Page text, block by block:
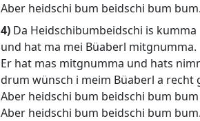
Aber heidschi bum beidschi bum bum.
4) Da Heidschibumbeidschi is kumma
und hat ma mei Büaberl mitgnumma.
Er hat mas mitgnumma und hats
drum wünsch i meim Büaberl a recht
Aber heidschi bum beidschi bum
Aber heidschi bum beidschi bum bum.